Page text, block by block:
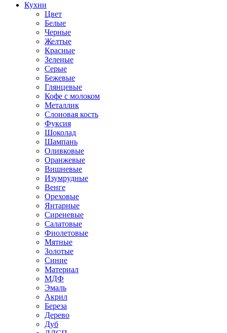
Кухни
Цвет
Белые
Черные
Желтые
Красные
Зеленые
Серые
Бежевые
Глянцевые
Кофе с молоком
Металлик
Слоновая кость
Фуксия
Шоколад
Шампань
Оливковые
Оранжевые
Вишневые
Изумрудные
Венге
Ореховые
Янтарные
Сиреневые
Салатовые
Фиолетовые
Мятные
Золотые
Синие
Материал
МДФ
Эмаль
Акрил
Береза
Дерево
Дуб